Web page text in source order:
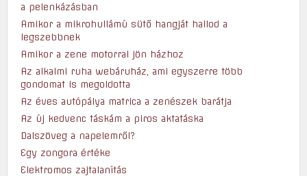
a pelenkázásban
Amikor a mikrohullámú sütő hangját hallod a
legszebbnek
Amikor a zene motorral jön házhoz
Az alkalmi ruha webáruház, ami egyszerre több
gondomat is megoldotta
Az éves autópálya matrica a zenészek barátja
Az új kedvenc táskám a piros aktatáska
Dalszöveg a napelemről?
Egy zongora értéke
Elektromos zajtalanítás